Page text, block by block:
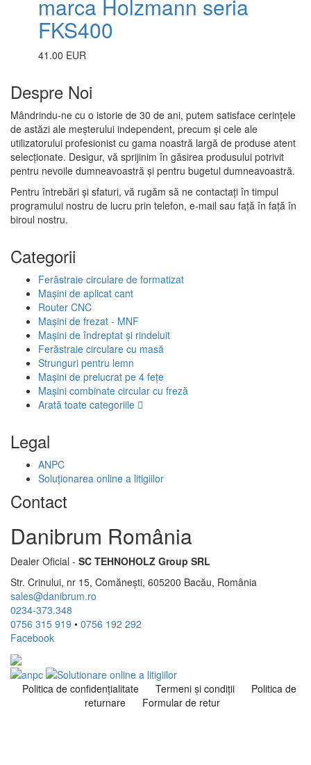
marca Holzmann seria
FKS400
41.00 EUR
Despre Noi
Mândrindu-ne cu o istorie de 30 de ani, putem satisface cerințele
de astăzi ale meșterului independent, precum și cele ale
utilizatorului profesionist cu gama noastră largă de produse atent
selecționate. Desigur, vă sprijinim în găsirea produsului potrivit
pentru nevoile dumneavoastră și pentru bugetul dumneavoastră.
Pentru întrebări și sfaturi, vă rugăm să ne contactați în timpul
programului nostru de lucru prin telefon, e-mail sau față în față în
biroul nostru.
Categorii
Ferăstraie circulare de formatizat
Mașini de aplicat cant
Router CNC
Mașini de frezat - MNF
Mașini de îndreptat și rindeluit
Ferăstraie circulare cu masă
Strunguri pentru lemn
Mașini de prelucrat pe 4 fețe
Mașini combinate circular cu freză
Arată toate categoriile
Legal
ANPC
Soluționarea online a litigiilor
Contact
Danibrum România
Dealer Oficial - SC TEHNOHOLZ Group SRL
Str. Crinului, nr 15, Comănești, 605200 Bacău, România
sales@danibrum.ro
0234-373.348
0756 315 919 • 0756 192 292
Facebook
Politica de confidenţialitate Termeni şi condiţii
Politica de
returnare
Formular de retur